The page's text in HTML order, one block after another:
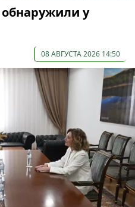
у
08 АВГУСТА 2026 14:50